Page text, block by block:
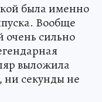
была именно
Вообще
очень сильно
выложила
ни секунды не